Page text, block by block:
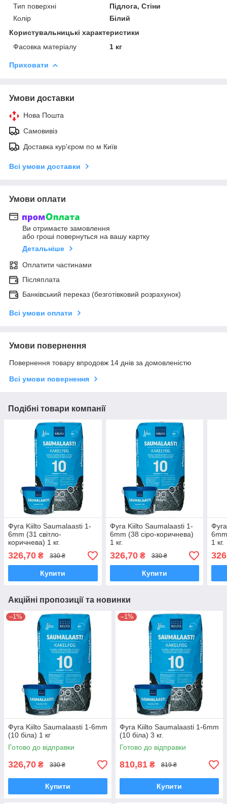
Тип поверхні
Підлога, Стіни
Колір
Білий
Користувальницькі характеристики
Фасовка матеріалу
1 кг
Приховати
Умови доставки
Нова Пошта
Самовивіз
Доставка кур'єром по м Київ
Всі умови доставки
Умови оплати
Ви отримаєте замовлення
або гроші повернуться на вашу картку
Детальніше
Оплатити частинами
Післяплата
Банківський переказ (безготівковий розрахунок)
Всі умови оплати
Умови повернення
Повернення товару впродовж 14 днів за домовленістю
Всі умови повернення
Подібні товари компанії
Фуга Kiilto Saumalaasti 1-
6mm (31 світло-
коричнева) 1 кг.
326,70 ₴ 330 ₴
Купити
Фуга Kiilto Saumalaasti 1-
6mm (38 сіро-коричнева)
1 кг.
326,70₴ 330 ₴
Купити
1 кг.
Акційні пропозиції та новинки
–1%
Фуга Kiilto Saumalaasti 1-6mm
(10 біла) 1 кг
Готово до відправки
326,70 ₴ 330 ₴
Купити
–1%
Фуга Kiilto Saumalaasti 1-6mm
(10 біла) 3 кг.
Готово до відправки
810,81 ₴ 819 ₴
Купити